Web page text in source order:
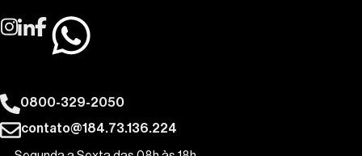
0800-329-2050
contato@184.73.136.224